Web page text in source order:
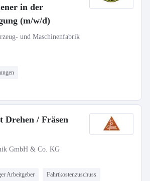
in der
(m/w/d)
und Maschinenfabrik
Drehen / Fräsen
GmbH & Co. KG
Arbeitgeber Fahrtkostenzuschuss